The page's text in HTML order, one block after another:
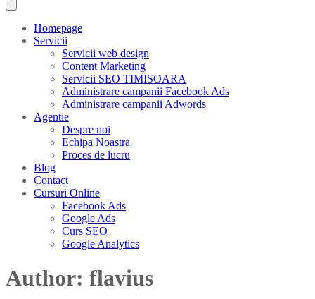
Homepage
Servicii
Servicii web design
Content Marketing
Servicii SEO TIMISOARA
Administrare campanii Facebook Ads
Administrare campanii Adwords
Agentie
Despre noi
Echipa Noastra
Proces de lucru
Blog
Contact
Cursuri Online
Facebook Ads
Google Ads
Curs SEO
Google Analytics
Author: flavius